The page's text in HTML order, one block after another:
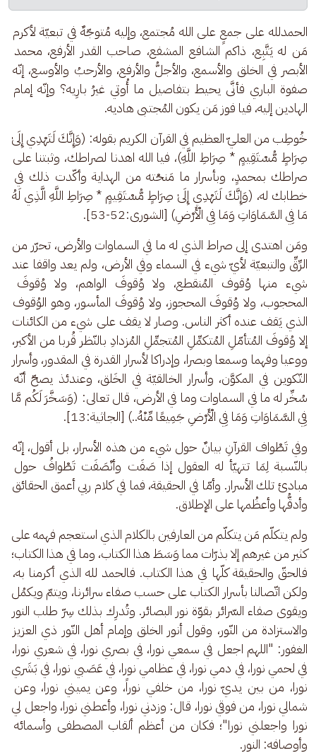
الحمدلله على جمعٍ على الله مُجتمع، وإليه مُتوجّهٌ في تبعيّة لأكرم
مَن له يَتَّبِع، ذاكم الشافع المشفع، صاحب القدر الأرفع، محمد
الأبصر في الخلق والأسمع، والأجلُّ والأرفع، والأرحبُ والأوسع، إنّه
صفوة الباري فأنَّى يحيط بتفاصيل ما أُوتي غيرُ بارِيه؟ وإنّه إمام
الهادين إليه، فيا فوز مَن يكون المُجتبى هاديه.
خُوطِب من العليّ العظيم في القرآن الكريم بقوله: (وَإِنَّكَ لَتَهْدِي إِلَىٰ
صِرَاطٍ مُّسْتَقِيمٍ * صِرَاطِ اللَّهِ)، فيا الله اهدنا لصراطك، وثبتنا على
صراطك بمحمدٍ، وبأسرار ما مَنحْته من الهداية وأكّدت ذلك في
خطابك له، (وَإِنَّكَ لَتَهْدِي إِلَىٰ صِرَاطٍ مُّسْتَقِيمٍ * صِرَاطِ اللَّهِ الَّذِي لَهُ
مَا فِي السَّمَاوَاتِ وَمَا فِي الْأَرْضِ) [الشورى:52-53].
ومَن اهتدى إلى صراط الذي له ما في السماوات والأرض، تحرّر من
الرِّقِّ والتبعيّة لأيّ شيء في السماء وفي الأرض، ولم يعد واقفا عند
شيء منها وُقوف المُنقطع، ولا وُقوفَ الواهم، ولا وُقوفَ
المحجوب، ولا وُقوفَ المحجوز، ولا وُقوفَ المأسور، وهو الوُقوف
الذي يَقف عنده أكثر الناس. وصار لا يقف على شيء من الكائنات
إلا وُقوفَ المُتأمّلِ المُتكمِّلِ المُتجمِّلِ المُزدادِ بالنّظر قُربا من الأكبر،
ووعيا وفهما وسمعا وبصرا، وإدراكا لأسرار القدرة في المقدور، وأسرار
التّكوين في المكوَّن، وأسرار الخالقيّة في الخَلق، وعندئذ يصحّ أنّه
سُخِّر له ما في السماوات وما في الأرض، قال تعالى: (وَسَخَّرَ لَكُم مَّا
فِي السَّمَاوَاتِ وَمَا فِي الْأَرْضِ جَمِيعًا مِّنْهُ..) [الجاثية:13].
وفي تَطْواف القرآنِ بيانٌ حول شيء من هذه الأسرار، بل أقول، إنّه
بالنّسبة لِمَا تتهيّأ له العقول إذا صَفَت وأنْصَفَت تَطْوافُ حول
مبادئ تلك الأسرار. وأمّا في الحقيقة، فما في كلام ربي أعمق الحقائق
وأدقُّها وأعظُمها على الإطلاق.
ولم يتكلّم مَن يتكلّم من العارفين بالكلام الذي استعجم فهمه على
كثير من غيرهم إلا بذرّات مما وَسَطَ هذا الكتاب، وما في هذا الكتاب؛
فالحقّ والحقيقة كلّها في هذا الكتاب. فالحمد لله الذي أكرمنا به،
ولكن اتّصالنا بأسرار الكتاب على حسب صفاء سرائرنا، ويتمّ ويكمُل
ويقوى صفاء السّرائر بقوّة نور البصائر. وتُدرِك بذلك سِرّ طلب النور
والاستزادة من النّور، وقول أنور الخلق وإمام أهل النّور ذي العزيز
الغفور: "اللهم اجعل في سمعي نورا، في بصري نورا، في شعري نورا،
في لحمي نورا، في دمي نورا، في عظامي نورا، في عَصَبي نورا، في بَشَري
نورا، من بين يديّ نورا، من خلفي نوراً، وعن يميني نورا، وعن
شمالي نورا، من فوقي نورا، قال: وزدني نورا، وأعطني نورا، واجعل لي
نورا واجعلني نورا"؛ فكان من أعظم ألقاب المصطفى وأسمائه
وأوصافه: النور.